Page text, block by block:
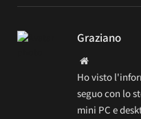
Graziano
Website
Ho visto
seguo con lo
mini PC e